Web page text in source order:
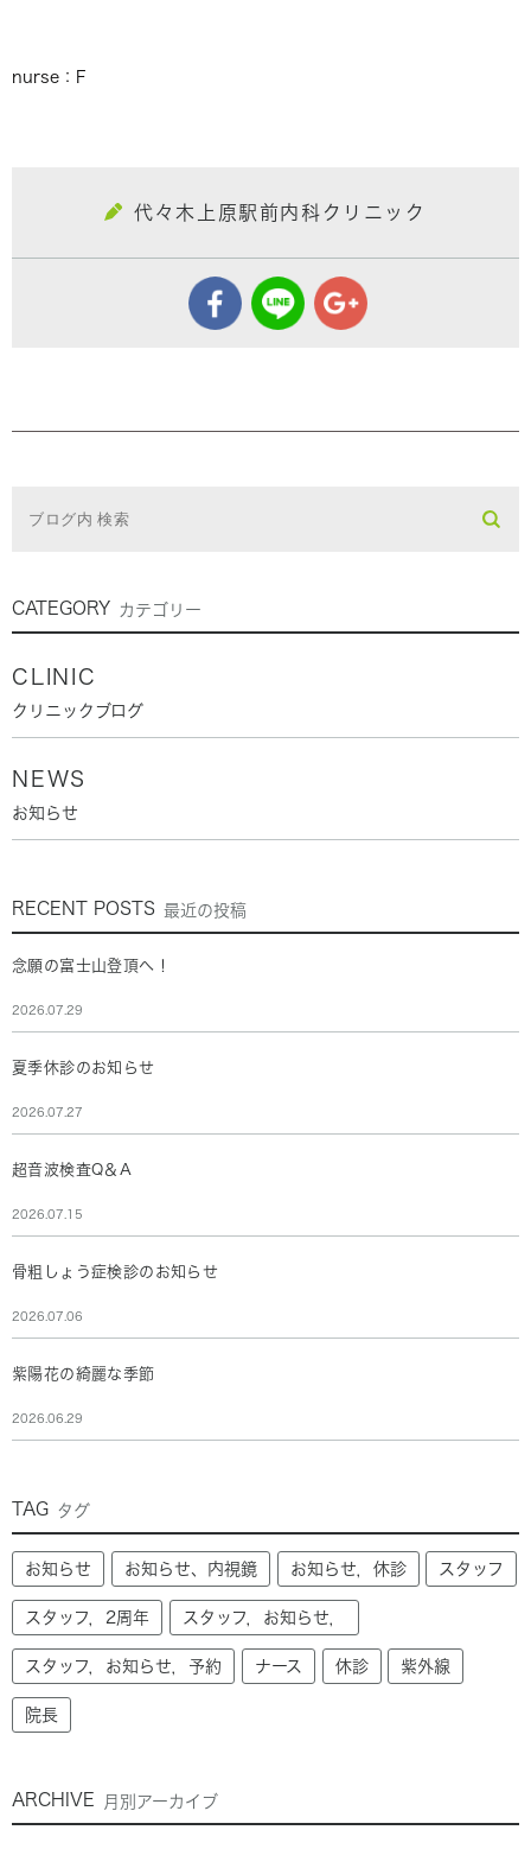
nurse：F
代々木上原駅前内科クリニック
CATEGORY カテゴリー
CLINIC
クリニックブログ
NEWS
お知らせ
RECENT POSTS 最近の投稿
念願の富士山登頂へ！
2026.07.29
夏季休診のお知らせ
2026.07.27
超音波検査Q＆A
2026.07.15
骨粗しょう症検診のお知らせ
2026.07.06
紫陽花の綺麗な季節
2026.06.29
TAG タグ
お知らせ お知らせ、内視鏡 お知らせ，休診 スタッフ
スタッフ，2周年 スタッフ，お知らせ，
スタッフ，お知らせ，予約 ナース 休診 紫外線
院長
ARCHIVE 月別アーカイブ